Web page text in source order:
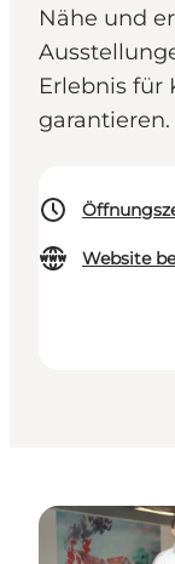
Nähe und
Erlebnis für
garantieren.
Website